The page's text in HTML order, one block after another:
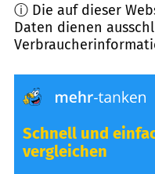
ⓘ Die auf dieser
Daten dienen
Schnell und
vergleichen